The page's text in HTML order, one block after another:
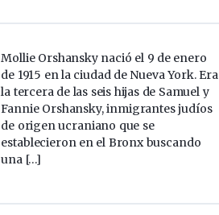
Mollie Orshansky nació el 9 de enero
de 1915 en la ciudad de Nueva York. Era
la tercera de las seis hijas de Samuel y
Fannie Orshansky, inmigrantes judíos
de origen ucraniano que se
establecieron en el Bronx buscando
una […]